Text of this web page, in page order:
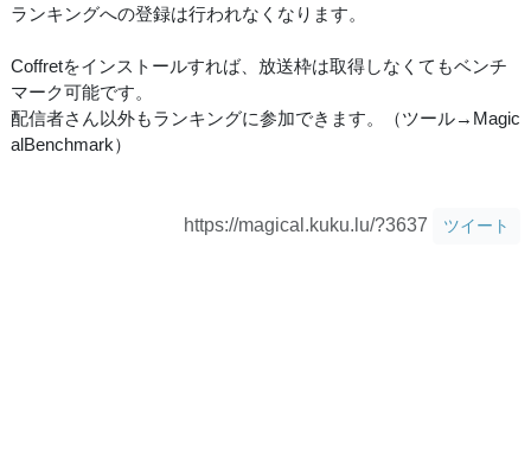
ランキングへの登録は行われなくなります。
Coffretをインストールすれば、放送枠は取得しなくてもベンチ
マーク可能です。
配信者さん以外もランキングに参加できます。（ツール→Magic
alBenchmark）
https://magical.kuku.lu/?3637 ツイート